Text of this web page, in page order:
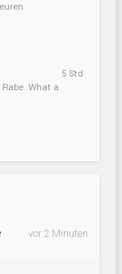
What a
5 Std
vor 2 Minuten